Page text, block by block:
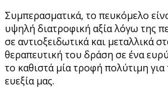
Συμπερασματικά, το πευκόμελο
υψηλή διατροφική αξία λόγω της
σε αντιοξειδωτικά και μεταλλικά
θεραπευτική του δράση σε ένα
το καθιστά μία τροφή πολύτιμη για
ευεξία μας.